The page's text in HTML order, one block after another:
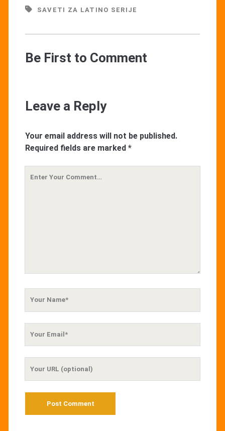
SAVETI ZA LATINO SERIJE
Be First to Comment
Leave a Reply
Your email address will not be published.
Required fields are marked *